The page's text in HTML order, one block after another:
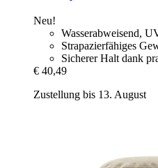
Neu!
Wasserabweisend,
Strapazierfähiges
Sicherer Halt dank
€ 40,49
Zustellung bis 13. August